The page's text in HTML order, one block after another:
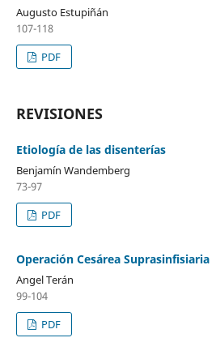
Augusto Estupiñán
107-118
PDF
REVISIONES
Etiología de las disenterías
Benjamín Wandemberg
73-97
PDF
Operación Cesárea Suprasinfisiaria
Angel Terán
99-104
PDF